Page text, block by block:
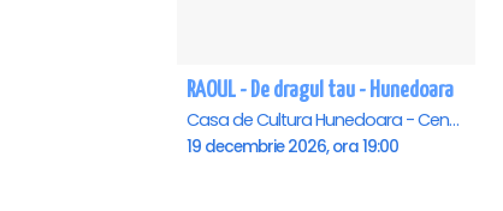
RAOUL - De dragul tau - Hunedoara
Casa de Cultura Hunedoara - Centrul Cultural Corviniana , Hunedoara
19 decembrie 2026, ora 19:00